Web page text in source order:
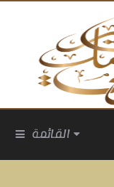
القائمة